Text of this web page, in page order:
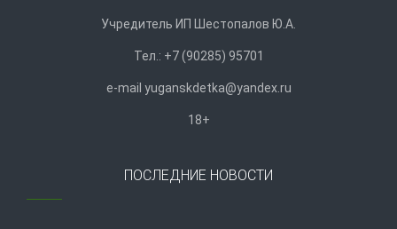
Учредитель ИП Шестопалов Ю.А.
Тел.: +7 (90285) 95701
e-mail yuganskdetka@yandex.ru
18+
ПОСЛЕДНИЕ НОВОСТИ